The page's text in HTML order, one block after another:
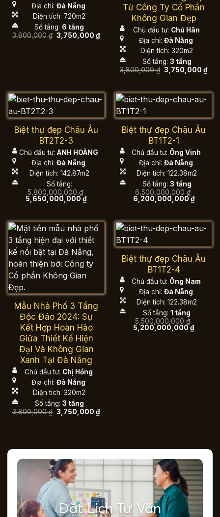
Địa chỉ: Đà Nẵng
Diện tích: 720m2
Số tầng: 6 tầng
3,800,000₫ Giá
gốc
3,750,000₫Giá
3,750,000 ₫.
Từ Công Ty Cổ Phần
Không Gian Đẹp
Chủ đầu tư: Chú Hân
Địa chỉ: Đà Nẵng
Diện tích: 320m2
Số tầng: 3 tầng
3,800,000₫ Giá
gốc
3,750,000₫Giá
Biệt thự đẹp Châu Âu
BT2T2-3
Chủ đầu tư: ANH HOÀNG
Địa chỉ: Đà Nẵng
Diện tích: 142.87m2
Số tầng:
5,800,000,000₫
Giá
gốc
5,650,000,000₫Giá
5,650,000,000 ₫.
Biệt thự đẹp Châu Âu
BT1T2-1
Chủ đầu tư: Ông Vinh
Địa chỉ: Đà Nẵng
Diện tích: 122.38m2
Số tầng: 3 tầng
6,500,000,000₫
Giá
gốc
6,200,000,000₫Giá
hiện
Mẫu Nhà Phố 3 Tầng
Độc Đáo 2024: Sự
Kết Hợp Hoàn Hảo
Giữa Thiết Kế Hiện
Đại Và Không Gian
Xanh Tại Đà Nẵng
Chủ đầu tư: Chị Hồng
Địa chỉ: Đà Nẵng
Diện tích: 320m2
Số tầng: 3 tầng
3,800,000₫ Giá
gốc
3,750,000₫Giá
Biệt thự đẹp Châu Âu
BT1T2-4
Chủ đầu tư: Ông Nam
Địa chỉ: Đà Nẵng
Diện tích: 122.38m2
Số tầng: 1 tầng
5,500,000,000₫
Giá
gốc
5,200,000,000₫Giá
Đặt Lịch Tư Vấn